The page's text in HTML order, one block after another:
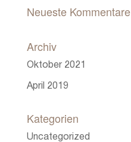
Neueste Kommentare
Archiv
Oktober 2021
April 2019
Kategorien
Uncategorized